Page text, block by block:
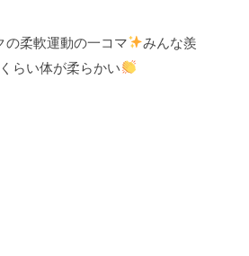
の柔軟運動の一コマ
みんな羨
らい体が柔らかい